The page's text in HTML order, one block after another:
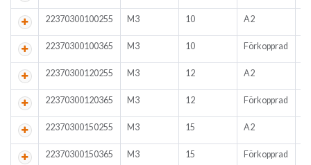
22370300100255 M3 10 A2
22370300100365 M3 10 Förkopprad
22370300120255 M3 12 A2
22370300120365 M3 12 Förkopprad
22370300150255 M3 15 A2
22370300150365 M3 15 Förkopprad